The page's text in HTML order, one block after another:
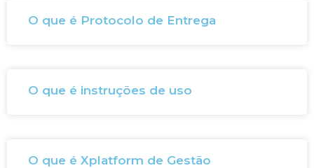
O que é Protocolo de Entrega
O que é instruções de uso
O que é Xplatform de Gestão